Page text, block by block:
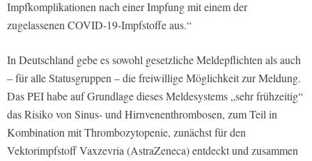
Impfkomplikationen nach einer Impfung mit einem der
zugelassenen COVID-19-Impfstoffe aus.“
In Deutschland gebe es sowohl gesetzliche Meldepflichten als auch
– für alle Statusgruppen – die freiwillige Möglichkeit zur Meldung.
Das PEI habe auf Grundlage dieses Meldesystems „sehr frühzeitig“
das Risiko von Sinus- und Hirnvenenthrombosen, zum Teil in
Kombination mit Thrombozytopenie, zunächst für den
Vektorimpfstoff Vaxzevria (AstraZeneca) entdeckt und zusammen